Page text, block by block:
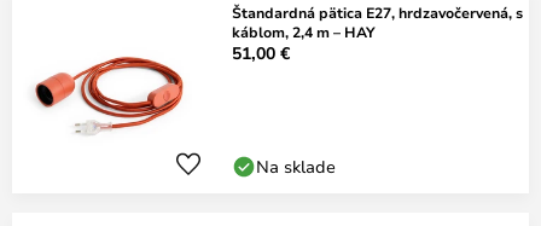
Štandardná pätica E27, hrdzavočervená, s
káblom, 2,4 m – HAY
51,00 €
Na sklade